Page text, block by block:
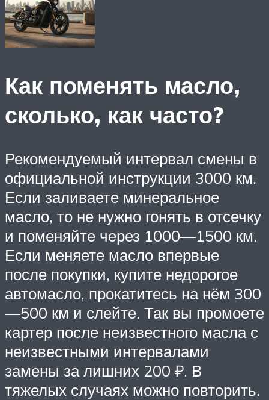
Как поменять масло,
сколько, как часто?
Рекомендуемый интервал смены в
официальной инструкции 3000 км.
Если заливаете минеральное
масло, то не нужно гонять в отсечку
и поменяйте через 1000—1500 км.
Если меняете масло впервые
после покупки, купите недорогое
автомасло, прокатитесь на нём 300
—500 км и слейте. Так вы промоете
картер после неизвестного масла с
неизвестными интервалами
замены за лишних 200 ₽. В
тяжелых случаях можно повторить.